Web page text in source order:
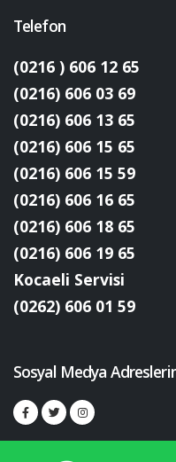
Telefon
(0216 ) 606 12 65
(0216) 606 03 69
(0216) 606 13 65
(0216) 606 15 65
(0216) 606 15 59
(0216) 606 16 65
(0216) 606 18 65
(0216) 606 19 65
Kocaeli Servisi
(0262) 606 01 59
Sosyal Medya